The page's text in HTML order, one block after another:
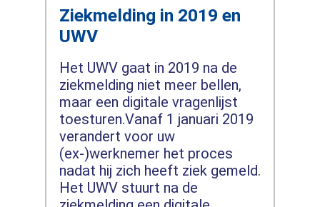
Ziekmelding in 2019 en
UWV
Het UWV gaat in 2019 na de
ziekmelding niet meer bellen,
maar een digitale vragenlijst
toesturen.Vanaf 1 januari 2019
verandert voor uw
(ex-)werknemer het proces
nadat hij zich heeft ziek gemeld.
Het UWV stuurt na de